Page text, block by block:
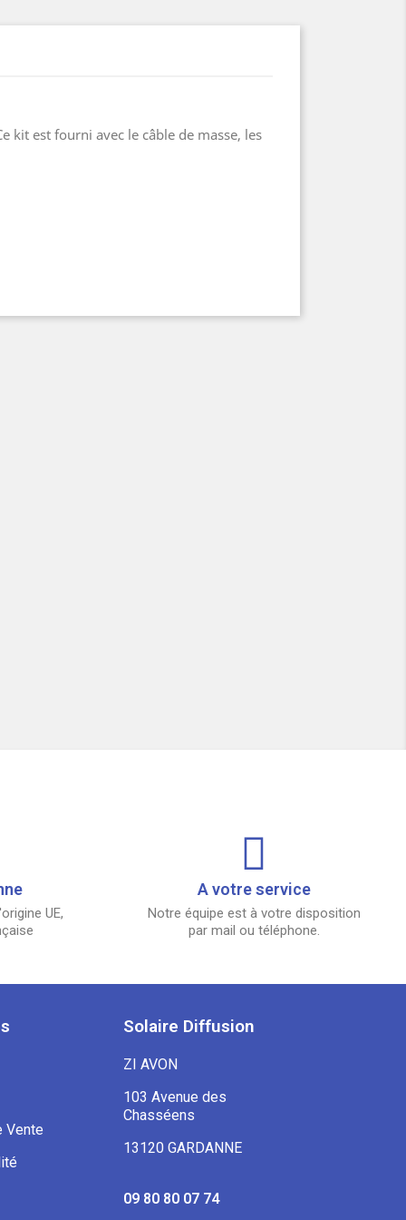
kit est fourni avec le câble de masse, les
UE,
A votre service
Notre équipe est à votre disposition
par mail ou téléphone.
Vente
Solaire Diffusion
ZI AVON
103 Avenue des
Chasséens
13120 GARDANNE
09 80 80 07 74